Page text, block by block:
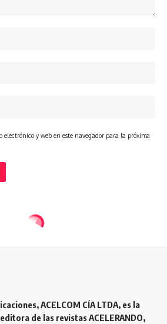
electrónico y web en este navegador para la próxima
ACELCOM CÍA LTDA, es la
de las revistas ACELERANDO,